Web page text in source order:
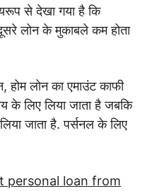
से देखा गया है कि
लोन के मुकाबले कम होता
लोन का एमाउंट काफी
के लिए लिया जाता है जबकि
जाता है. पर्सनल के लिए
personal loan from